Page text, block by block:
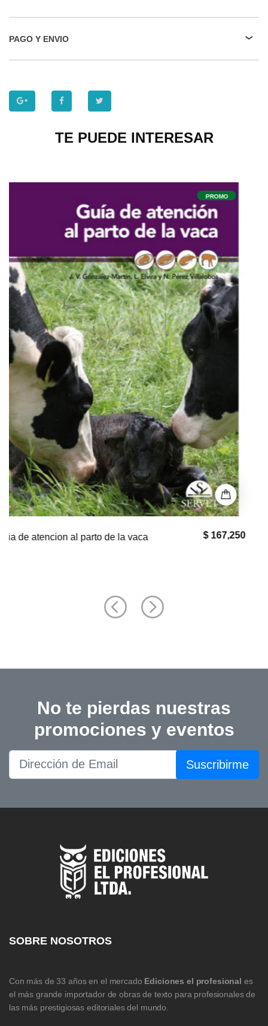
PAGO Y ENVIO
TE PUEDE INTERESAR
Puntos Clave en Geriatría Felina
No te pierdas nuestras
promociones y eventos
Suscribirme
SOBRE NOSOTROS
Con más de 33 años en el mercado Ediciones el profesional es
el más grande importador de obras de texto para profesionales de
las más prestigiosas editoriales del mundo.